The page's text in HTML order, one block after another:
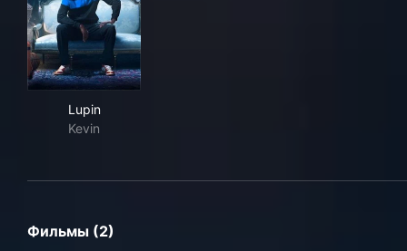
Lupin
Kevin
Фильмы (2)